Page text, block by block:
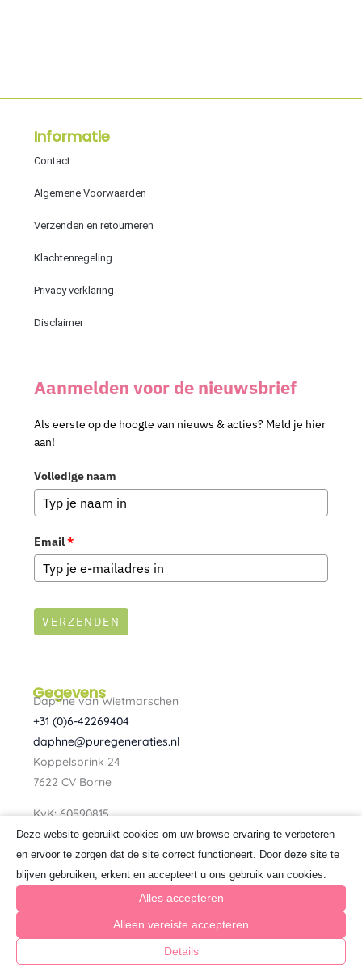
Gegevens
Daphne van Wietmarschen
+31 (0)6-42269404
daphne@puregeneraties.nl
Koppelsbrink 24
7622 CV Borne
KvK: 60590815
BTW: NL080734303B01
F
c
o
-
I
s
r
m
Informatie
Contact
Algemene Voorwaarden
Verzenden en retourneren
Klachtenregeling
Privacy verklaring
Disclaimer
Aanmelden voor de nieuwsbrief
Als eerste op de hoogte van nieuws & acties? Meld je hier
aan!
Volledige naam
Email*
VERZENDEN
© 2026 Pure Generaties
Deze website gebruikt cookies om uw browse-ervaring te verbeteren
en ervoor te zorgen dat de site correct functioneert. Door deze site te
blijven gebruiken, erkent en accepteert u ons gebruik van cookies.
Alles accepteren
Alleen vereiste accepteren
Details